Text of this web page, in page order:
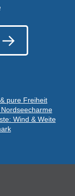
pure Freiheit
Wind & Weite